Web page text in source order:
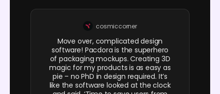
cosmiccorner
Move over, complicated design
software! Pacdora is the superhero
of packaging mockups. Creating 3D
magic for my products is as easy as
pie – no PhD in design required. It’s
like the software looked at the clock